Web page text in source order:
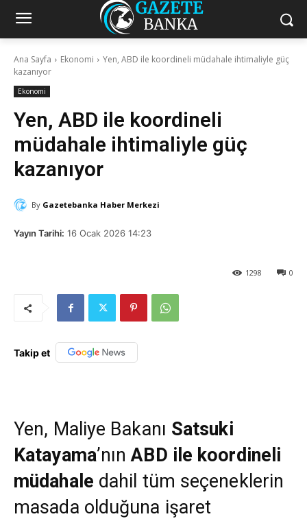
Ana Sayfa Ekonomi
Yen, ABD ile koordineli müdahale ihtimaliyle güç
kazanıyor
Ekonomi
Yen, ABD ile koordineli
müdahale ihtimaliyle güç
kazanıyor
By Gazetebanka Haber Merkezi
Yayın Tarihi: 16 Ocak 2026 14:23
0
1298
Takip et
Yen, Maliye Bakanı Satsuki
Katayama’nınABD ile koordineli
müdahale dahil tüm seçeneklerin
masada olduğuna işaret